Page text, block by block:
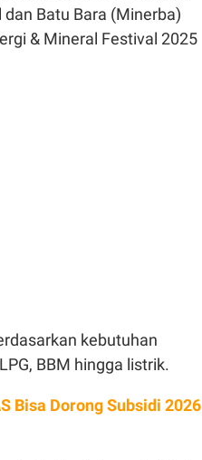
dan Batu Bara (Minerba)
& Mineral Festival 2025
kebutuhan
BBM hingga listrik.
Bisa Dorong Subsidi 2026